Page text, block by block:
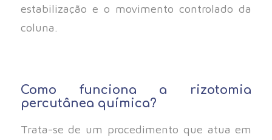
estabilização e o movimento controlado da
coluna.
Como funciona a rizotomia
percutânea química?
Trata-se de um procedimento que atua em